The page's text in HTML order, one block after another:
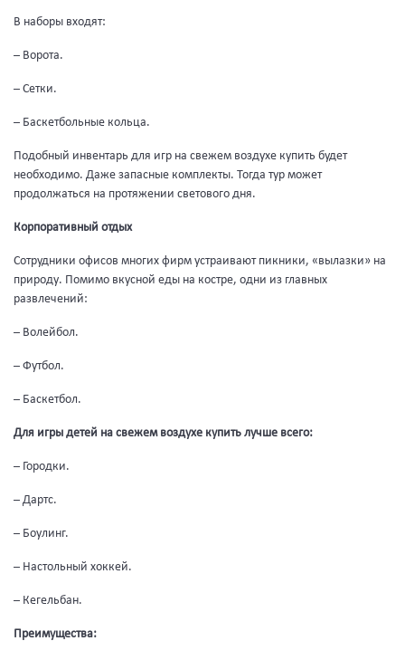
В наборы входят:
– Ворота.
– Сетки.
– Баскетбольные кольца.
Подобный инвентарь для игр на свежем воздухе купить будет
необходимо. Даже запасные комплекты. Тогда тур может
продолжаться на протяжении светового дня.
Корпоративный отдых
Сотрудники офисов многих фирм устраивают пикники, «вылазки» на
природу. Помимо вкусной еды на костре, одни из главных
развлечений:
– Волейбол.
– Футбол.
– Баскетбол.
Для игры детей на свежем воздухе купить лучше всего:
– Городки.
– Дартс.
– Боулинг.
– Настольный хоккей.
– Кегельбан.
Преимущества: